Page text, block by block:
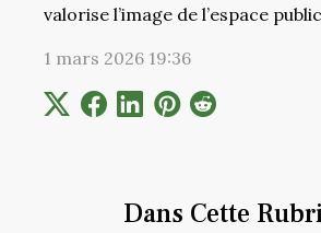
Dans Cette
valorise l’image de l’espace
1 mars 2026 19:36